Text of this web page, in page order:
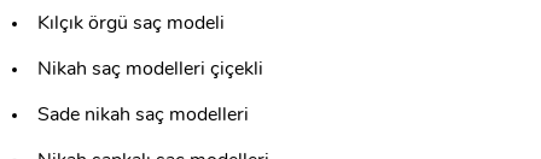
Kılçık örgü saç modeli
Nikah saç modelleri çiçekli
Sade nikah saç modelleri